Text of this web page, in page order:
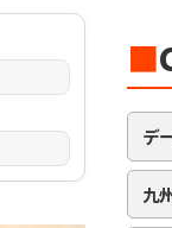
■
デ
九